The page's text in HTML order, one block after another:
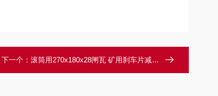
下一个： 滚筒用270x180x28闸瓦 矿用刹车片减速装置